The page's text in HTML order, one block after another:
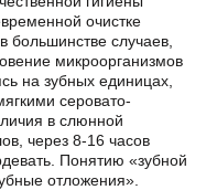
очистке
случаев,
микроорганизмов
на зубных единицах,
серовато-
в слюнной
через 8-16 часов
Понятию «зубной
отложения».